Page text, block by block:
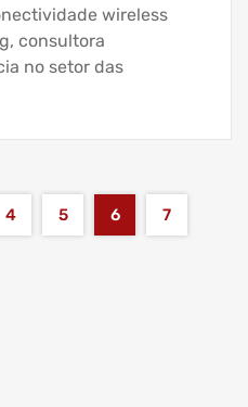
wireless
consultora
no setor das
4 5 6 7